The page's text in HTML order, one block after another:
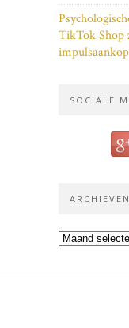
TikTok Shop
SOCIALE
ARCHIEVEN
Archieven